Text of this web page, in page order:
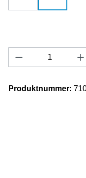
Produkt
Produktnummer: